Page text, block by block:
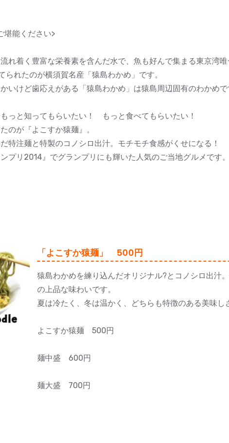
堪能ください>
れ着く豊富な栄養素を含んだ水で、魚も好んで集まる東京湾
られたのが横須賀名産「猿島わかめ」です。
いけど歯応えがある「猿島わかめ」は猿島周辺固有のわかめで
っと知ってもらいたい！ もっと食べてもらいたい！
のが『よこすか猿麺』。
特注麺と特製のコノシロ出汁。モチモチ食感がくせになる！
プリ2014』でグランプリにも輝いた人気のご当地グルメです。
「よこすか猿麺」 500円
猿島わかめを練り込んだオリジナル?とコノシロ出汁
の上品な味わいです。
夏は冷たく、冬は温かく、どちらも特徴のある美味し
よこすか猿麺 500円
麺中盛 600円
麺大盛 700円